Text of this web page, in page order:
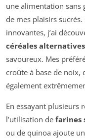
une alimentation sans
de mes plaisirs
innovantes, j’ai
céréales alternatives
savoureux. Mes
croûte à base de noix,
également
En essayant plusieurs
l’utilisation de farines
ou de quinoa ajoute